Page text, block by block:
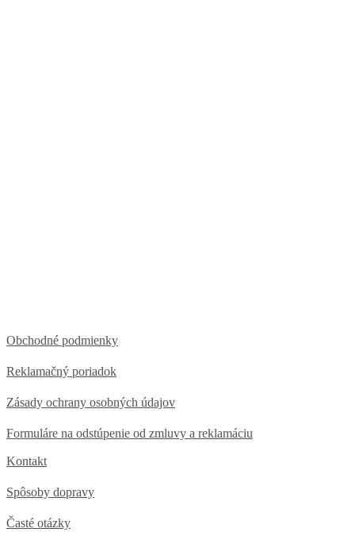
Obchodné podmienky
Reklamačný poriadok
Zásady ochrany osobných údajov
Formuláre na odstúpenie od zmluvy a reklamáciu
Kontakt
Spôsoby dopravy
Časté otázky